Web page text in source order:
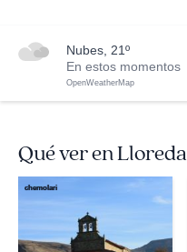
nubes, 21º
En estos momentos
OpenWeatherMap
Qué ver en Lloreda
chemolari